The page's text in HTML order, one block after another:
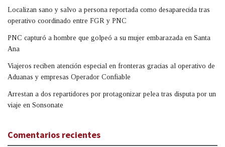
Localizan sano y salvo a persona reportada como desaparecida tras
operativo coordinado entre FGR y PNC
PNC capturó a hombre que golpeó a su mujer embarazada en Santa
Ana
Viajeros reciben atención especial en fronteras gracias al operativo de
Aduanas y empresas Operador Confiable
Arrestan a dos repartidores por protagonizar pelea tras disputa por un
viaje en Sonsonate
Comentarios recientes